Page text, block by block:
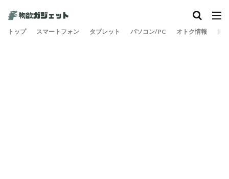
トップ スマートフォン タブレット パソコン/PC オトク情報 旅
カテゴリー